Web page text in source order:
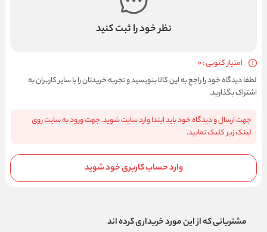
نظر خود را ثبت کنید
امتیاز کنونی : 0
لطفا دیدگاه خود را راجع به این کالا بنویسید و تجربه خریدتان را با سایر کاربران به
اشتراک بگذارید.
جهت ارسال و دیدگاه خود باید ابتدا وارد سایت شوید. جهت ورود به سایت روی
لینک زیر کلیک نمایید.
وارد حساب کاربری خود شوید
مشتریانی که از این مورد خریداری کرده اند